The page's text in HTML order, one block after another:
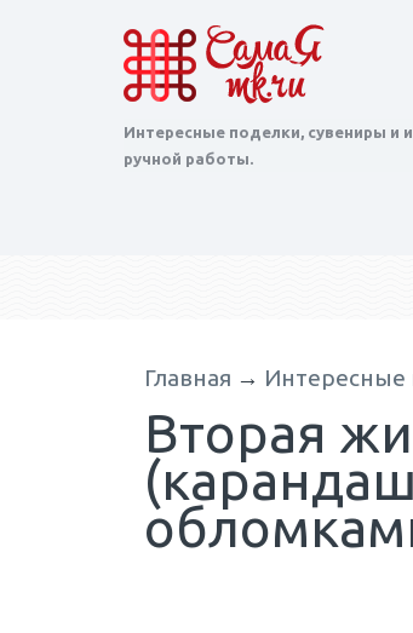
Интересные поделки, сувениры и
ручной работы.
Главная → Интересные
Вторая